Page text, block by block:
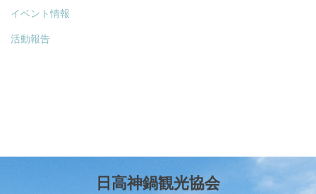
イベント情報
活動報告
日高神鍋観光協会